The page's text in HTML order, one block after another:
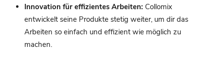
Innovation für effizientes Arbeiten: Collomix
entwickelt seine Produkte stetig weiter, um dir das
Arbeiten so einfach und effizient wie möglich zu
machen.